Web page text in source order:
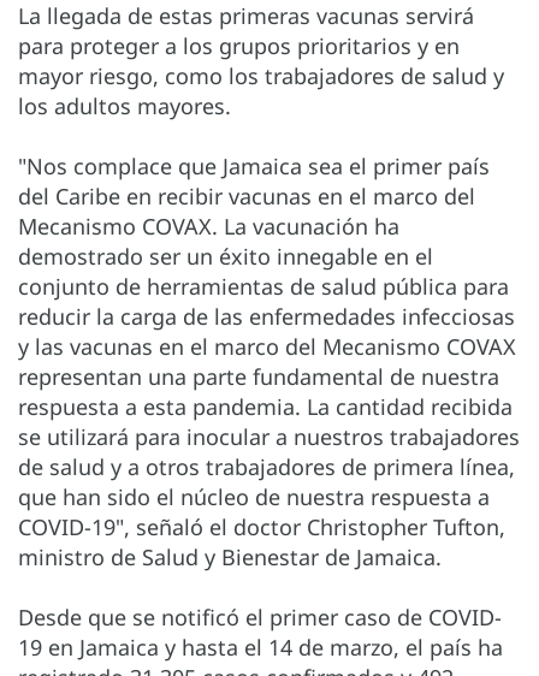
La llegada de estas primeras vacunas servirá
para proteger a los grupos prioritarios y en
mayor riesgo, como los trabajadores de salud y
los adultos mayores.
"Nos complace que Jamaica sea el primer país
del Caribe en recibir vacunas en el marco del
Mecanismo COVAX. La vacunación ha
demostrado ser un éxito innegable en el
conjunto de herramientas de salud pública para
reducir la carga de las enfermedades infecciosas
y las vacunas en el marco del Mecanismo COVAX
representan una parte fundamental de nuestra
respuesta a esta pandemia. La cantidad recibida
se utilizará para inocular a nuestros trabajadores
de salud y a otros trabajadores de primera línea,
que han sido el núcleo de nuestra respuesta a
COVID-19", señaló el doctor Christopher Tufton,
ministro de Salud y Bienestar de Jamaica.
Desde que se notificó el primer caso de COVID-
19 en Jamaica y hasta el 14 de marzo, el país ha